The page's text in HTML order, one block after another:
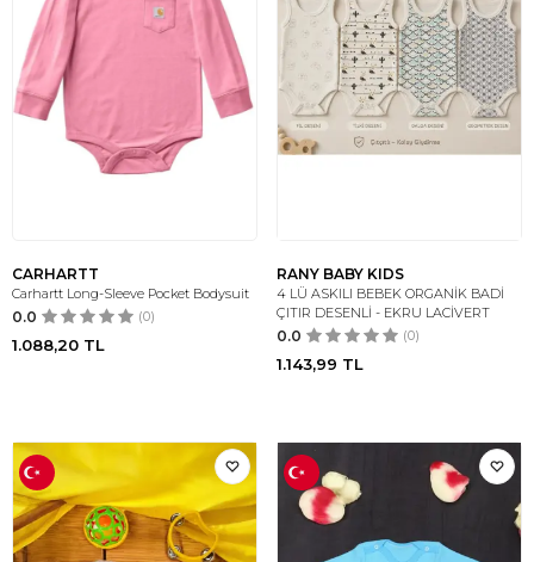
CARHARTT
Carhartt Long-Sleeve Pocket Bodysuit
0.0 (0)
1.088,20 TL
RANY BABY KIDS
4 LÜ ASKILI BEBEK ORGANİK BADİ
ÇITIR DESENLİ - EKRU LACİVERT
0.0 (0)
1.143,99 TL